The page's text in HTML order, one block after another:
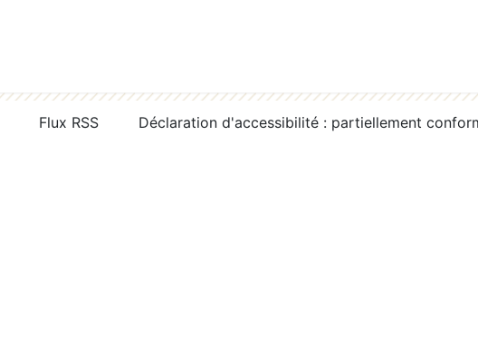
Flux RSS Déclaration d'accessibilité : partiellement